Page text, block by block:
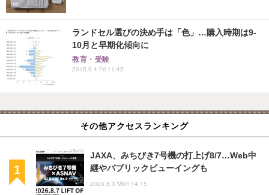
ランドセル選びの決め手は「色」…購入時期は9-
10月と早期化傾向に
教育・受験
2015.9.4 Fri 11:45
その他アクセスランキング
JAXA、みちびき7号機の打上げ8/7…Web中
継やパブリックビューイングも
2026.8.3 Mon 14:15